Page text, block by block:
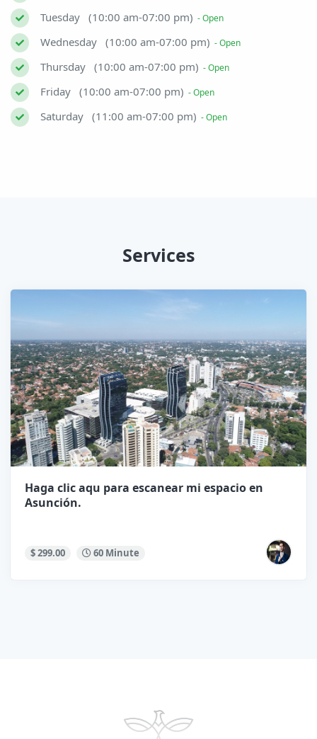
Tuesday (10:00 am-07:00 pm) - Open
Wednesday (10:00 am-07:00 pm) - Open
Thursday (10:00 am-07:00 pm) - Open
Friday (10:00 am-07:00 pm) - Open
Saturday (11:00 am-07:00 pm) - Open
Services
Haga clic aqu para escanear mi espacio en
Asunción.
$ 299.00 60 Minute